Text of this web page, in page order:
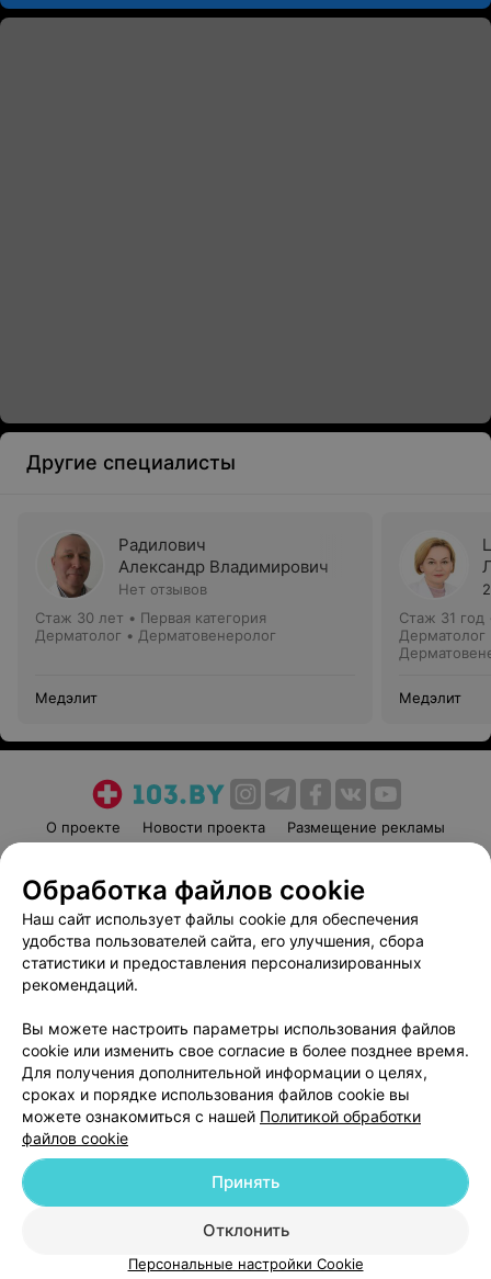
Другие специалисты
Радилович
Александр Владимирович
Нет отзывов
Стаж 30 лет • Первая категория
Дерматолог • Дерматовенеролог
Медэлит
Стаж 31 год
Дерматолог
Медэлит
О проекте Новости проекта
Размещение рекламы
Пользовательское соглашение
Способы оплаты
Вакансии
Партнеры
Написать руководителю 103.by
Обработка персональных данных
© 2026 ООО «Артокс Лаб», УНП 191700409
| 220012, Республика Беларусь,
Служба поддержки +375 291212755
Обработка файлов cookie
Наш сайт использует файлы cookie для обеспечения
удобства пользователей сайта, его улучшения, сбора
статистики и предоставления персонализированных
рекомендаций.
Вы можете настроить параметры использования файлов
cookie или изменить свое согласие в более позднее время.
Для получения дополнительной информации о целях,
сроках и порядке использования файлов cookie вы
можете ознакомиться с нашей Политикой обработки
файлов cookie
Отклонить
Принять
Персональные настройки Cookie